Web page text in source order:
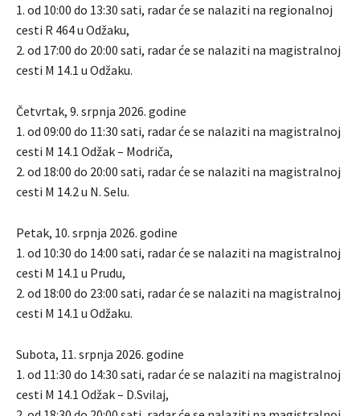
1. od 10:00 do 13:30 sati, radar će se nalaziti na regionalnoj
cesti R 464 u Odžaku,
2. od 17:00 do 20:00 sati, radar će se nalaziti na magistralnoj
cesti M 14.1 u Odžaku.
Četvrtak, 9. srpnja 2026. godine
1. od 09:00 do 11:30 sati, radar će se nalaziti na magistralnoj
cesti M 14.1 Odžak – Modriča,
2. od 18:00 do 20:00 sati, radar će se nalaziti na magistralnoj
cesti M 14.2 u N. Selu.
Petak, 10. srpnja 2026. godine
1. od 10:30 do 14:00 sati, radar će se nalaziti na magistralnoj
cesti M 14.1 u Prudu,
2. od 18:00 do 23:00 sati, radar će se nalaziti na magistralnoj
cesti M 14.1 u Odžaku.
Subota, 11. srpnja 2026. godine
1. od 11:30 do 14:30 sati, radar će se nalaziti na magistralnoj
cesti M 14.1 Odžak – D.Svilaj,